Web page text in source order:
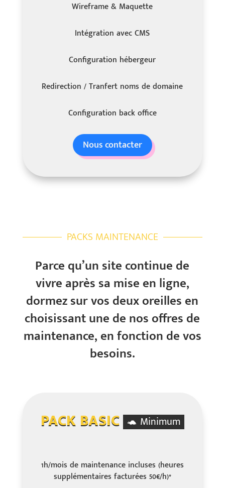
Wireframe & Maquette
Intégration avec CMS
Configuration hébergeur
Redirection / Tranfert noms de domaine
Configuration back office
Nous contacter
PACKS MAINTENANCE
Parce qu’un site continue de
vivre après sa mise en ligne,
dormez sur vos deux oreilles en
choisissant une de nos offres de
maintenance, en fonction de vos
besoins.
PACK BASIC 🐢 Minimum
1h/mois de maintenance incluses (heures
supplémentaires facturées 50€/h)*